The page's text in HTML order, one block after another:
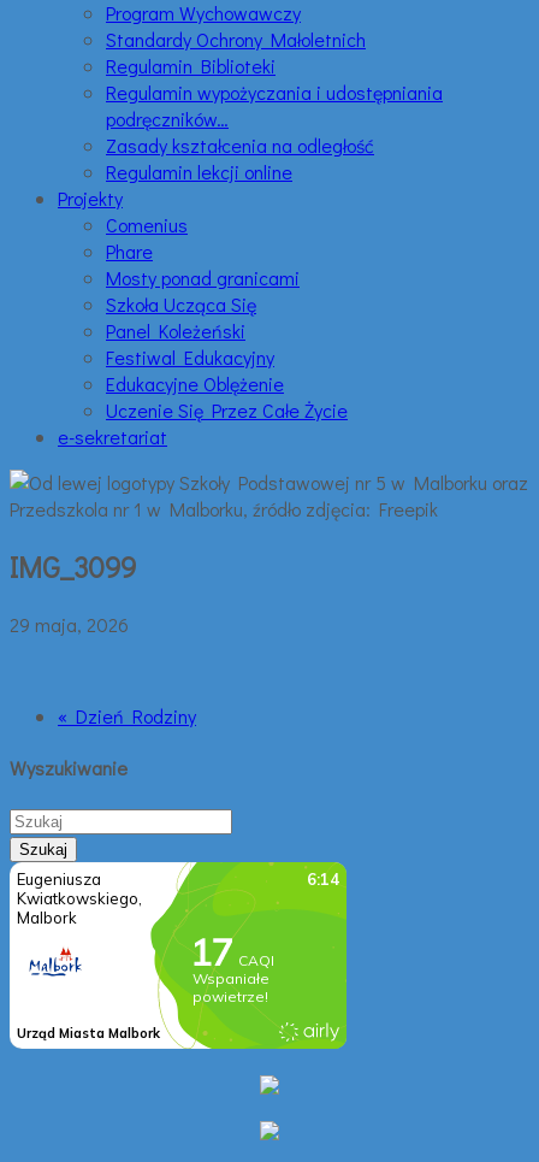
Program Wychowawczy
Standardy Ochrony Małoletnich
Regulamin Biblioteki
Regulamin wypożyczania i udostępniania
podręczników…
Zasady kształcenia na odległość
Regulamin lekcji online
Projekty
Comenius
Phare
Mosty ponad granicami
Szkoła Ucząca Się
Panel Koleżeński
Festiwal Edukacyjny
Edukacyjne Oblężenie
Uczenie Się Przez Całe Życie
e-sekretariat
IMG_3099
29 maja, 2026
« Dzień Rodziny
Wyszukiwanie